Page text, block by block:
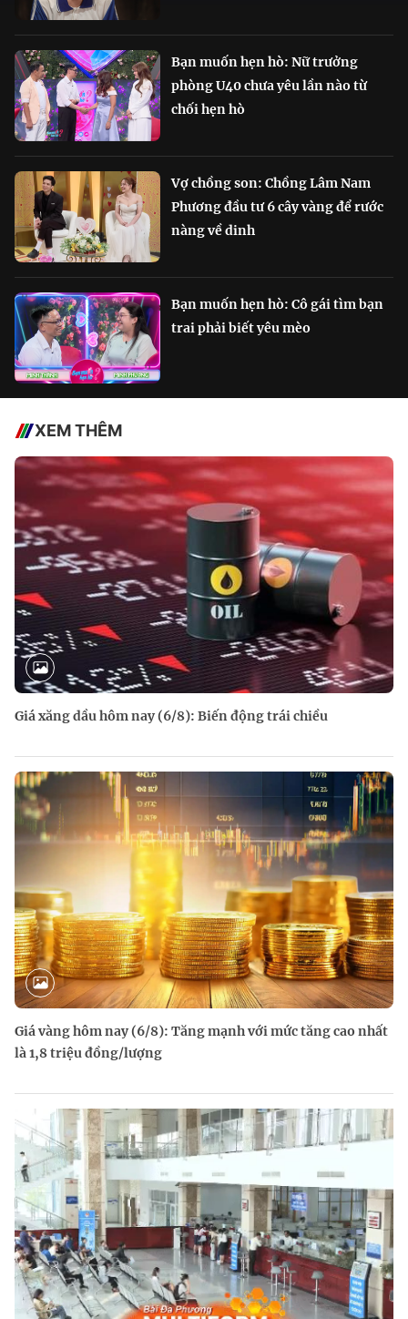
Bạn muốn hẹn hò: Nữ trưởng
phòng U40 chưa yêu lần nào từ
chối hẹn hò
Vợ chồng son: Chồng Lâm Nam
Phương đầu tư 6 cây vàng để rước
nàng về dinh
Bạn muốn hẹn hò: Cô gái tìm bạn
trai phải biết yêu mèo
XEM THÊM
Giá xăng dầu hôm nay (6/8): Biến động trái chiều
Giá vàng hôm nay (6/8): Tăng mạnh với mức tăng cao nhất
là 1,8 triệu đồng/lượng